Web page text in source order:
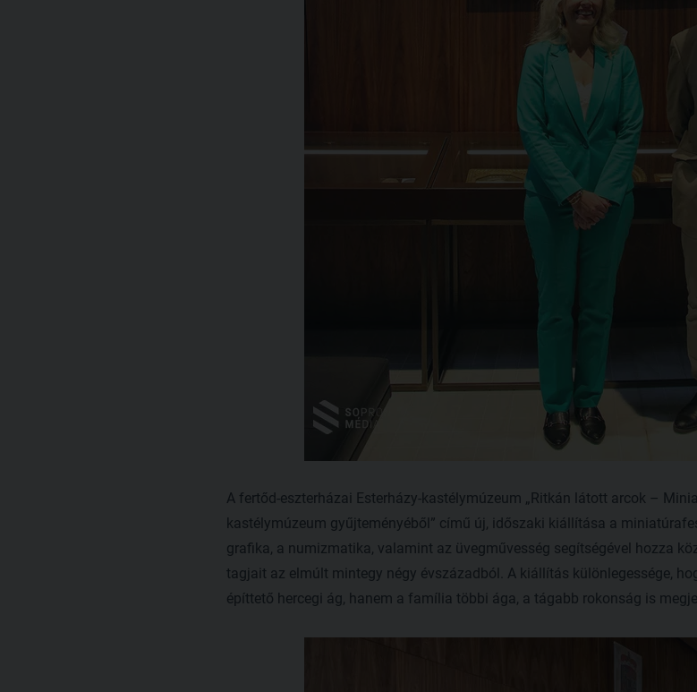
A fertőd-eszterházai Esterházy-kastélymúzeum „Ritkán látott arcok –
kastélymúzeum gyűjteményéből” című új, időszaki kiállítása a
grafika, a numizmatika, valamint az üvegművesség segítségével hozza
tagjait az elmúlt mintegy négy évszázadból. A kiállítás különlegessége,
építtető hercegi ág, hanem a família többi ága, a tágabb rokonság is